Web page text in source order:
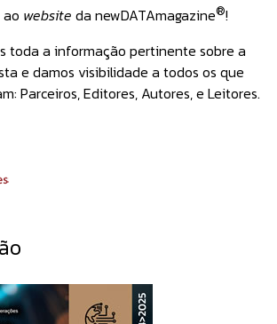
website da newDATAmagazine®!
toda a informação pertinente sobre a
e damos visibilidade a todos os que
Parceiros, Editores, Autores, e Leitores.